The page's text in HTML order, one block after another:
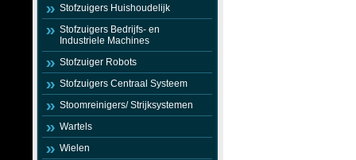
Stofzuigers Huishoudelijk
Stofzuigers Bedrijfs- en
Industriele Machines
Stofzuiger Robots
Stofzuigers Centraal Systeem
Stoomreinigers/ Strijksystemen
Wartels
Wielen